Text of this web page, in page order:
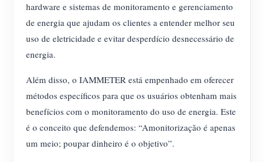
hardware e sistemas de monitoramento e gerenciamento
de energia que ajudam os clientes a entender melhor seu
uso de eletricidade e evitar desperdício desnecessário de
energia.
Além disso, o IAMMETER está empenhado em oferecer
métodos específicos para que os usuários obtenham mais
benefícios com o monitoramento do uso de energia. Este
é o conceito que defendemos: “Amonitorização é apenas
um meio; poupar dinheiro é o objetivo”.